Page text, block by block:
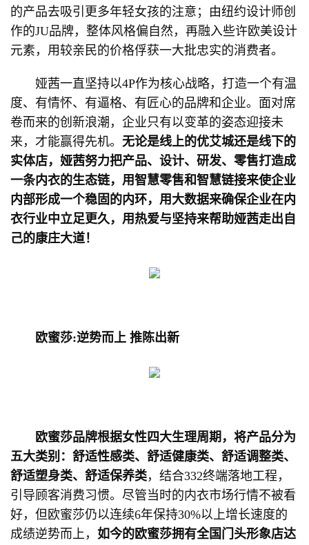
的产品去吸引更多年轻女孩的注意；由纽约设计师创
作的JU品牌，整体风格偏自然，再融入些许欧美设计
元素，用较亲民的价格俘获一大批忠实的消费者。
娅茜一直坚持以4P作为核心战略，打造一个有温
度、有情怀、有逼格、有匠心的品牌和企业。面对席
卷而来的创新浪潮，企业只有以变革的姿态迎接未
来，才能赢得先机。 无论是线上的优艾城还是线下的
实体店，娅茜努力把产品、设计、研发、零售打造成
一条内衣的生态链，用智慧零售和智慧链接来使企业
内部形成一个稳固的内环，用大数据来确保企业在内
衣行业中立足更久，用热爱与坚持来帮助娅茜走出自
己的康庄大道！
欧蜜莎:逆势而上 推陈出新
欧蜜莎品牌根据女性四大生理周期，将产品分为
五大类别：舒适性感类、舒适健康类、舒适调整类、
舒适塑身类、舒适保养类，结合332终端落地工程，
引导顾客消费习惯。尽管当时的内衣市场行情不被看
好，但欧蜜莎仍以连续6年保持30%以上增长速度的
成绩逆势而上， 如今的欧蜜莎拥有全国门头形象店达